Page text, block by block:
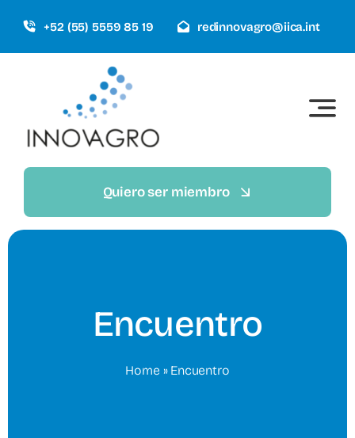
contenido
+52 (55) 5559 85 19 redinnovagro@iica.int
Quiero ser miembro
Encuentro
Home » Encuentro